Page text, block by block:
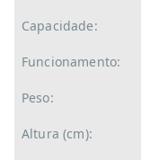
Capacidade:
Funcionamento:
Peso:
Altura (cm):